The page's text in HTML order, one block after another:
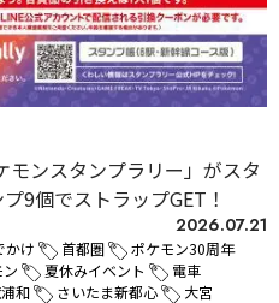
モンスタンプラリー」がスタ
9個でストラップGET！
2026.07.21
かけ 首都圏
ポケモン30周年
夏休みイベント
電車
和 さいたま新都心 大宮